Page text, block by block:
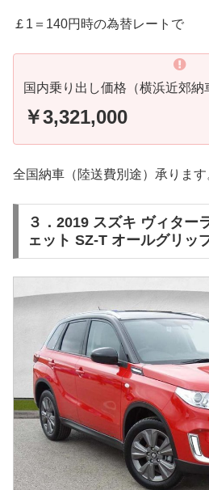
￡1＝140円時の為替レートで
国内乗り出し価格（横浜近郊納
￥3,321,000
全国納車（陸送費別途）承ります
３．2019 スズキ ヴィター
ェット SZ-T オールグリッ